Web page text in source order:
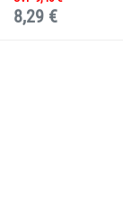
8,29 €